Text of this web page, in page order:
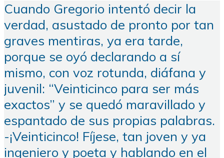
Cuando Gregorio intentó decir la
verdad, asustado de pronto por tan
graves mentiras, ya era tarde,
porque se oyó declarando a sí
mismo, con voz rotunda, diáfana y
juvenil: “Veinticinco para ser más
exactos” y se quedó maravillado y
espantado de sus propias palabras.
-¡Veinticinco! Fíjese, tan joven y ya
ingeniero y poeta y hablando en el